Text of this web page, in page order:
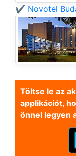
✔️ Novotel
Töltse le az
applikációt,
önnel legyen